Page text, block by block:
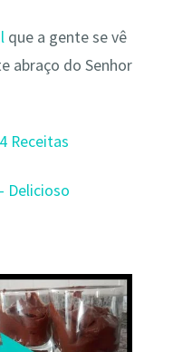
que a gente se vê
abraço do Senhor
Receitas
Delicioso